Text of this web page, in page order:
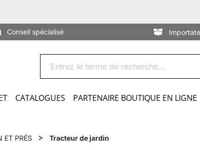
Conseil spécialisé
CATALOGUES PARTENAIRE BOUTIQUE EN LIGNE
ET PRÉS > Tracteur de jardin